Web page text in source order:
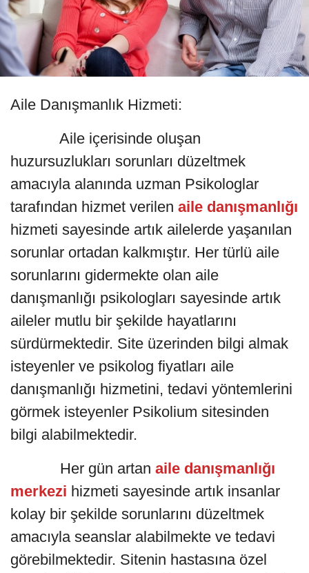
Aile Danışmanlık Hizmeti:
Aile içerisinde oluşan
huzursuzlukları sorunları düzeltmek
amacıyla alanında uzman Psikologlar
tarafından hizmet verilen aile danışmanlığı
hizmeti sayesinde artık ailelerde yaşanılan
sorunlar ortadan kalkmıştır. Her türlü aile
sorunlarını gidermekte olan aile
danışmanlığı psikologları sayesinde artık
aileler mutlu bir şekilde hayatlarını
sürdürmektedir. Site üzerinden bilgi almak
isteyenler ve psikolog fiyatları aile
danışmanlığı hizmetini, tedavi yöntemlerini
görmek isteyenler Psikolium sitesinden
bilgi alabilmektedir.
Her gün artan aile danışmanlığı
merkezi hizmeti sayesinde artık insanlar
kolay bir şekilde sorunlarını düzeltmek
amacıyla seanslar alabilmekte ve tedavi
görebilmektedir. Sitenin hastasına özel